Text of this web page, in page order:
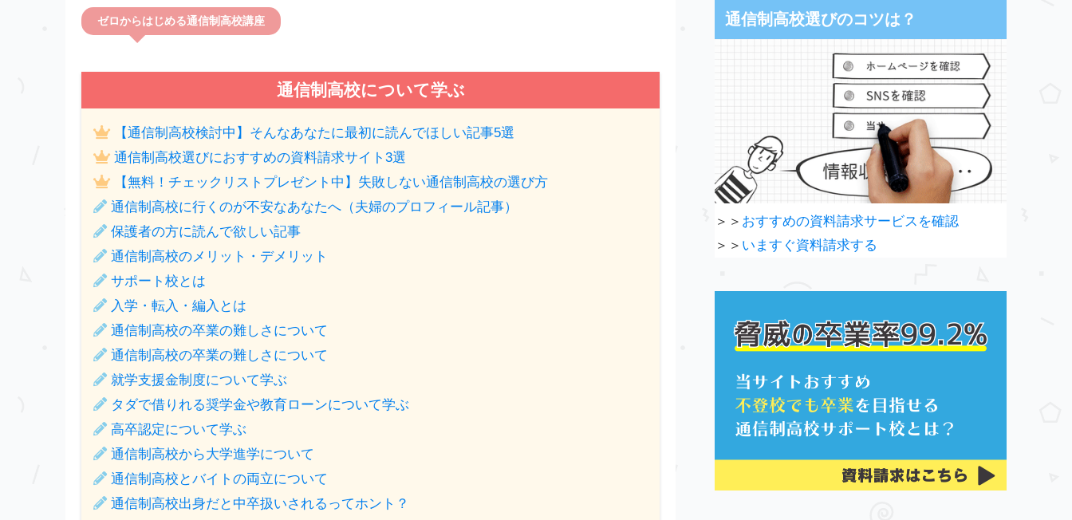
ゼロからはじめる通信制高校講座
通信制高校について学ぶ
【通信制高校検討中】そんなあなたに最初に読んでほしい記事5選
通信制高校選びにおすすめの資料請求サイト3選
【無料！チェックリストプレゼント中】失敗しない通信制高校の選び方
通信制高校に行くのが不安なあなたへ（夫婦のプロフィール記事）
保護者の方に読んで欲しい記事
通信制高校のメリット・デメリット
サポート校とは
入学・転入・編入とは
通信制高校の卒業の難しさについて
通信制高校の卒業の難しさについて
就学支援金制度について学ぶ
タダで借りれる奨学金や教育ローンについて学ぶ
高卒認定について学ぶ
通信制高校から大学進学について
通信制高校とバイトの両立について
通信制高校出身だと中卒扱いされるってホント？
通信制高校選びのコツは？
＞＞ おすすめの資料請求サービスを確認
＞＞ いますぐ資料請求する